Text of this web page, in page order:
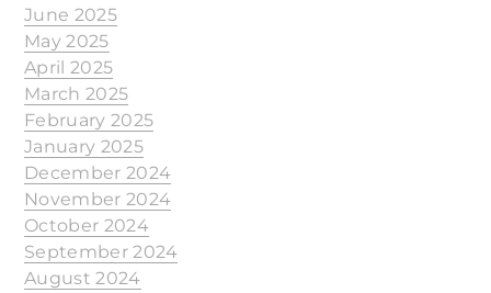
June 2025
May 2025
April 2025
March 2025
February 2025
January 2025
December 2024
November 2024
October 2024
September 2024
August 2024